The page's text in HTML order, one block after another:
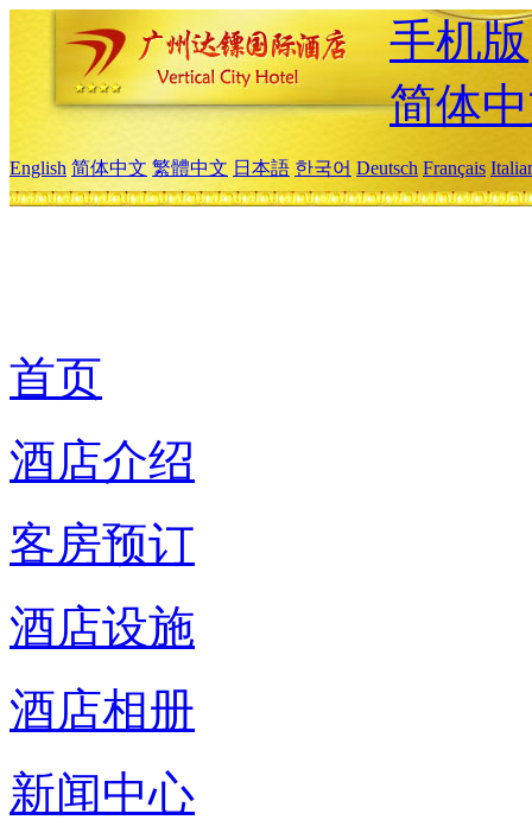
手机版
简体
English 简体中文 繁體中文 日本語 한국어 Deutsch Français
首页
酒店介绍
客房预订
酒店设施
酒店相册
新闻中心